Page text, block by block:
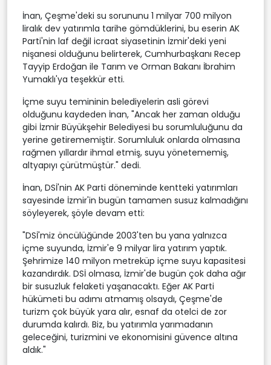
İnan, Çeşme'deki su sorununu 1 milyar 700 milyon
liralık dev yatırımla tarihe gömdüklerini, bu eserin AK
Parti'nin laf değil icraat siyasetinin İzmir'deki yeni
nişanesi olduğunu belirterek, Cumhurbaşkanı Recep
Tayyip Erdoğan ile Tarım ve Orman Bakanı İbrahim
Yumaklı'ya teşekkür etti.
İçme suyu temininin belediyelerin asli görevi
olduğunu kaydeden İnan, "Ancak her zaman olduğu
gibi İzmir Büyükşehir Belediyesi bu sorumluluğunu da
yerine getirememiştir. Sorumluluk onlarda olmasına
rağmen yıllardır ihmal etmiş, suyu yönetememiş,
altyapıyı çürütmüştür." dedi.
İnan, DSİ'nin AK Parti döneminde kentteki yatırımları
sayesinde İzmir'in bugün tamamen susuz kalmadığını
söyleyerek, şöyle devam etti:
"DSİ'miz öncülüğünde 2003'ten bu yana yalnızca
içme suyunda, İzmir'e 9 milyar lira yatırım yaptık.
Şehrimize 140 milyon metreküp içme suyu kapasitesi
kazandırdık. DSİ olmasa, İzmir'de bugün çok daha ağır
bir susuzluk felaketi yaşanacaktı. Eğer AK Parti
hükümeti bu adımı atmamış olsaydı, Çeşme'de
turizm çok büyük yara alır, esnaf da otelci de zor
durumda kalırdı. Biz, bu yatırımla yarımadanın
geleceğini, turizmini ve ekonomisini güvence altına
aldık."